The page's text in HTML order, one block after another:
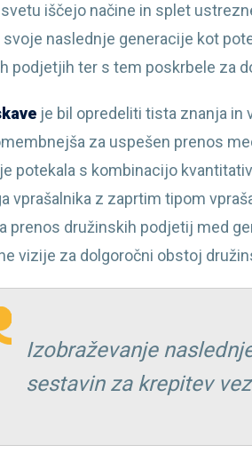
iščejo načine in splet
svoje naslednje generacije kot
podjetjih ter s tem poskrbele za
je bil opredeliti tista znanja
za uspešen prenos
potekala s kombinacijo
vprašalnika z zaprtim tipom
prenos družinskih podjetij med
vizije za dolgoročni obstoj
Izobraževanje
sestavin za krepitev